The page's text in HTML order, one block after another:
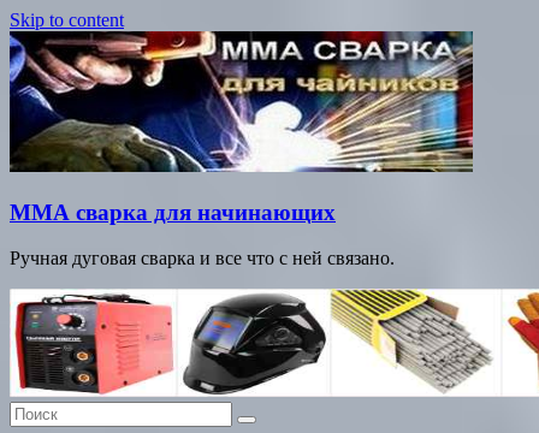
Skip to content
ММА сварка для начинающих
Ручная дуговая сварка и все что с ней связано.